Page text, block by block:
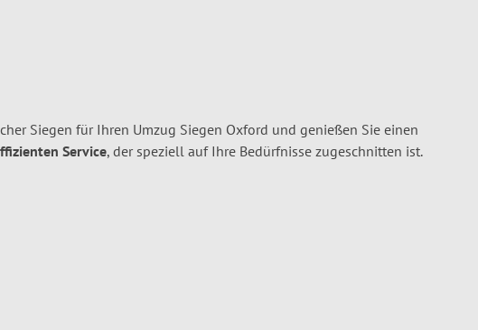
Siegen für Ihren Umzug Siegen Oxford und genießen Sie einen
Service, der speziell auf Ihre Bedürfnisse zugeschnitten ist.